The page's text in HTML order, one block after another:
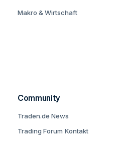
Makro & Wirtschaft
Community
Traden.de News
Trading Forum Kontakt